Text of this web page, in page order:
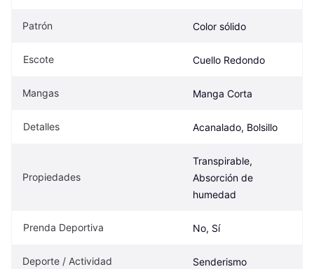
Patrón Color sólido
Escote Cuello Redondo
Mangas Manga Corta
Detalles Acanalado, Bolsillo
Propiedades
Transpirable,
Absorción de
humedad
Prenda Deportiva No, Sí
Deporte / Actividad Senderismo